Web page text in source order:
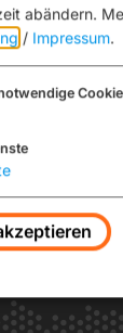
abändern.
/ Impressum.